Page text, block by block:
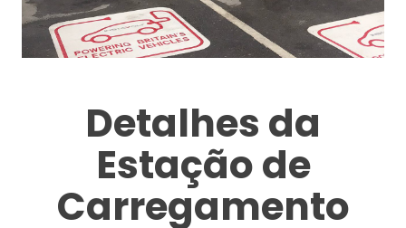
Detalhes da
Estação de
Carregamento